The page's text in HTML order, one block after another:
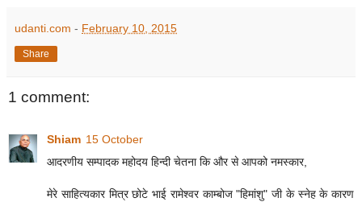
udanti.com - February 10, 2015
Share
1 comment:
Shiam 15 October
आदरणीय सम्पादक महोदय हिन्दी चेतना कि और से आपको नमस्कार,
मेरे साहित्यकार मित्र छोटे भाई रामेश्वर काम्बोज "हिमांशु" जी के स्नेह के कारण